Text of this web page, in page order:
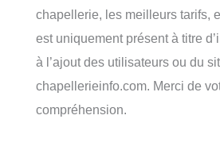
chapellerie, les meilleurs tarifs,
est uniquement présent à titre
à l’ajout des utilisateurs ou du
chapellerieinfo.com. Merci de
compréhension.